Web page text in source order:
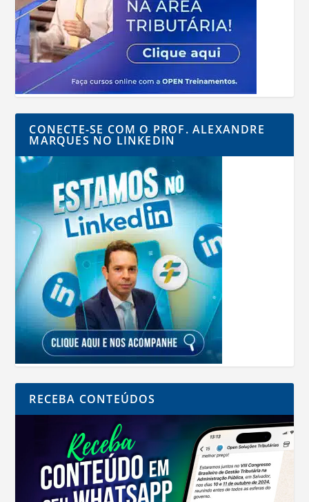
CONECTE-SE COM O PROF. ALEXANDRE
MARQUES NO LINKEDIN
RECEBA CONTEÚDOS